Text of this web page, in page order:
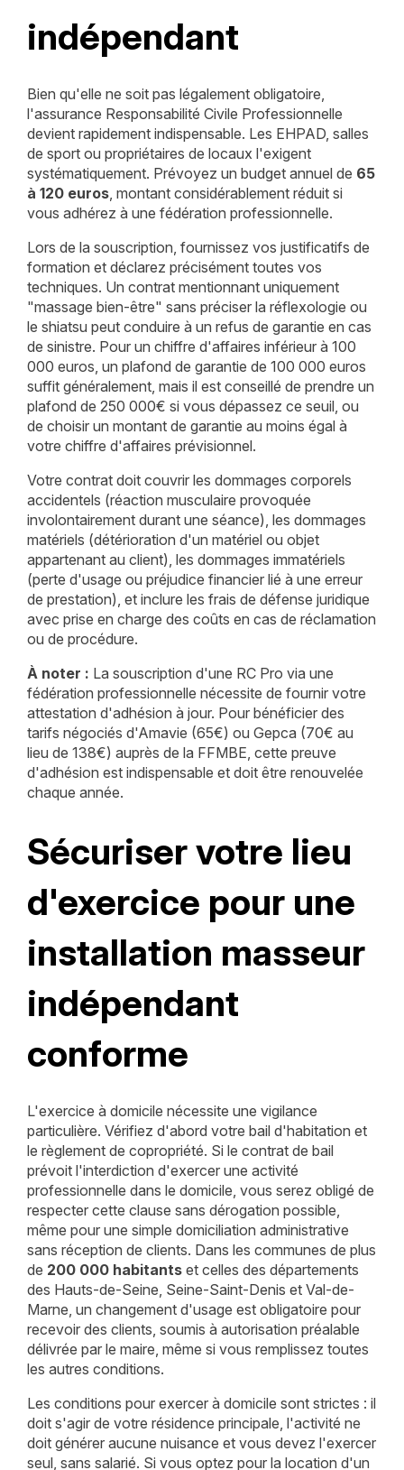
indépendant
Bien qu'elle ne soit pas légalement obligatoire,
l'assurance Responsabilité Civile Professionnelle
devient rapidement indispensable. Les EHPAD, salles
de sport ou propriétaires de locaux l'exigent
systématiquement. Prévoyez un budget annuel de 65
à 120 euros, montant considérablement réduit si
vous adhérez à une fédération professionnelle.
Lors de la souscription, fournissez vos justificatifs de
formation et déclarez précisément toutes vos
techniques. Un contrat mentionnant uniquement
"massage bien-être" sans préciser la réflexologie ou
le shiatsu peut conduire à un refus de garantie en cas
de sinistre. Pour un chiffre d'affaires inférieur à 100
000 euros, un plafond de garantie de 100 000 euros
suffit généralement, mais il est conseillé de prendre un
plafond de 250 000€ si vous dépassez ce seuil, ou
de choisir un montant de garantie au moins égal à
votre chiffre d'affaires prévisionnel.
Votre contrat doit couvrir les dommages corporels
accidentels (réaction musculaire provoquée
involontairement durant une séance), les dommages
matériels (détérioration d'un matériel ou objet
appartenant au client), les dommages immatériels
(perte d'usage ou préjudice financier lié à une erreur
de prestation), et inclure les frais de défense juridique
avec prise en charge des coûts en cas de réclamation
ou de procédure.
À noter : La souscription d'une RC Pro via une
fédération professionnelle nécessite de fournir votre
attestation d'adhésion à jour. Pour bénéficier des
tarifs négociés d'Amavie (65€) ou Gepca (70€ au
lieu de 138€) auprès de la FFMBE, cette preuve
d'adhésion est indispensable et doit être renouvelée
chaque année.
Sécuriser votre lieu
d'exercice pour une
installation masseur
indépendant
conforme
L'exercice à domicile nécessite une vigilance
particulière. Vérifiez d'abord votre bail d'habitation et
le règlement de copropriété. Si le contrat de bail
prévoit l'interdiction d'exercer une activité
professionnelle dans le domicile, vous serez obligé de
respecter cette clause sans dérogation possible,
même pour une simple domiciliation administrative
sans réception de clients. Dans les communes de plus
de 200 000 habitantset celles des départements
des Hauts-de-Seine, Seine-Saint-Denis et Val-de-
Marne, un changement d'usage est obligatoire pour
recevoir des clients, soumis à autorisation préalable
délivrée par le maire, même si vous remplissez toutes
les autres conditions.
Les conditions pour exercer à domicile sont strictes : il
doit s'agir de votre résidence principale, l'activité ne
doit générer aucune nuisance et vous devez l'exercer
seul, sans salarié. Si vous optez pour la location d'un